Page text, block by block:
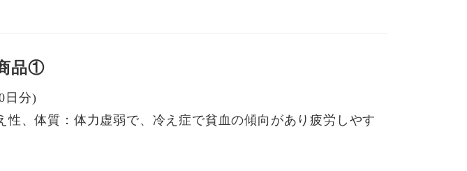
品①
日分)
性、体質：体力虚弱で、冷え症で貧血の傾向があり疲労しやす